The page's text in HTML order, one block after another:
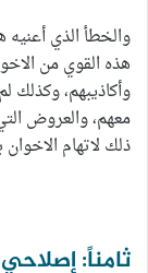
والخطأ الذي أعنيه
هذه القوي من
وأكاذيبهم، وكذلك
معهم، والعروض
ذلك لاتهام الاخوان
ثامناً: